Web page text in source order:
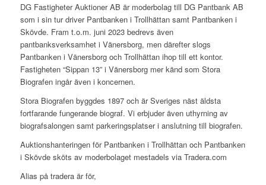
DG Fastigheter Auktioner AB är moderbolag till DG Pantbank AB
som i sin tur driver Pantbanken i Trollhättan samt Pantbanken i
Skövde. Fram t.o.m. juni 2023 bedrevs även
pantbanksverksamhet i Vänersborg, men därefter slogs
Pantbanken i Vänersborg och Trollhättan ihop till ett kontor.
Fastigheten “Sippan 13” i Vänersborg mer känd som Stora
Biografen ingår även i koncernen.
Stora Biografen byggdes 1897 och är Sveriges näst äldsta
fortfarande fungerande biograf. Vi erbjuder även uthyrning av
biografsalongen samt parkeringsplatser i anslutning till biografen.
Auktionshanteringen för Pantbanken i Trollhättan och Pantbanken
i Skövde sköts av moderbolaget mestadels via Tradera.com
Alias på tradera är för,